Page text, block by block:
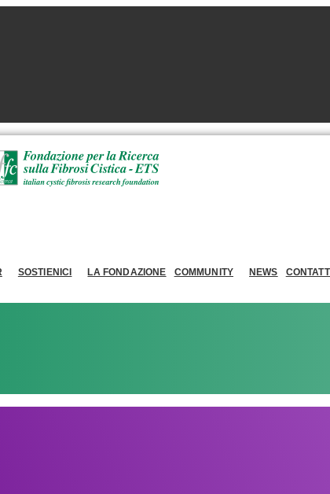
SOSTIENICI LA FONDAZIONE COMMUNITY NEWS CONTATTI